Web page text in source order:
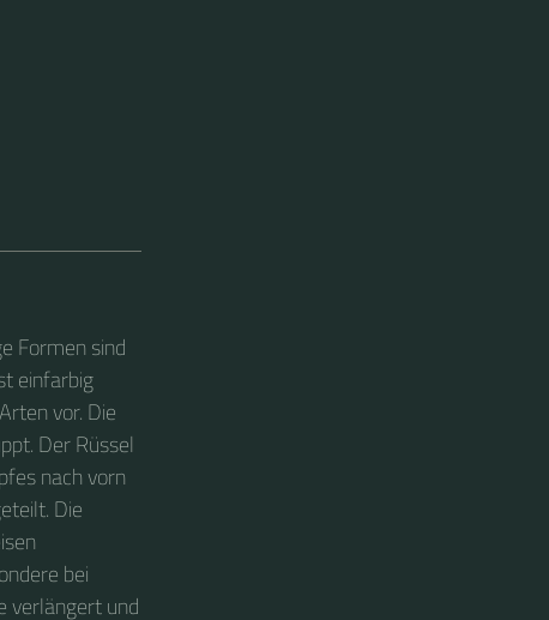
Formen sind
einfarbig
vor. Die
Der Rüssel
nach vorn
Die
bei
verlängert und